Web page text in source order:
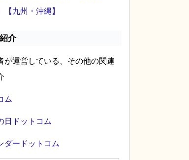
【九州・沖縄】
介
が運営している、その他の関連
ム
日ドットコム
ダードットコム